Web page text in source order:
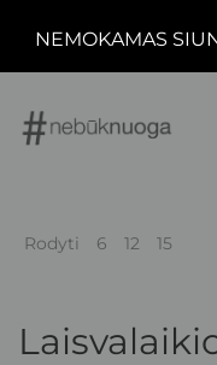
Rodyti 6 12 15
NEMOKAMAS